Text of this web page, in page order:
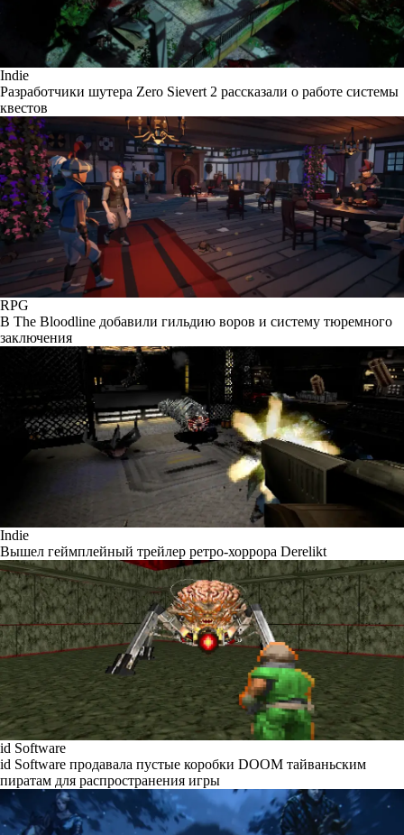
Indie
Разработчики шутера Zero Sievert 2 рассказали о работе системы
квестов
RPG
В The Bloodline добавили гильдию воров и систему тюремного
заключения
Indie
Вышел геймплейный трейлер ретро-хоррора Derelikt
id Software
id Software продавала пустые коробки DOOM тайваньским
пиратам для распространения игры